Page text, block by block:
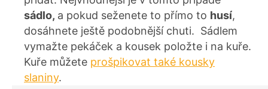
sádlo, a pokud seženete to přímo to husí,
dosáhnete ještě podobnější chuti. Sádlem
vymažte pekáček a kousek položte i na kuře.
Kuře můžete prošpikovat také kousky
slaniny.